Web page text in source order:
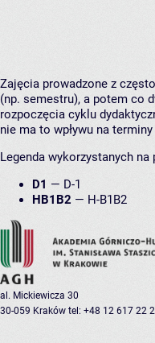
Zajęcia prowadzone z
(np. semestru), a potem co
rozpoczęcia cyklu
nie ma to wpływu na
Legenda wykorzystanych
D1 — D-1
HB1B2 — H-B1B2
al. Mickiewicza 30
30-059 Kraków tel: +48 12 617 22